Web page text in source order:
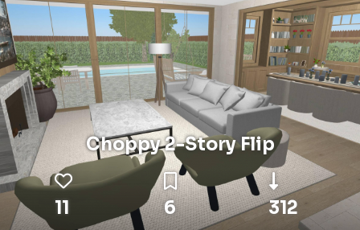
Choppy 2-Story Flip
11 6 312